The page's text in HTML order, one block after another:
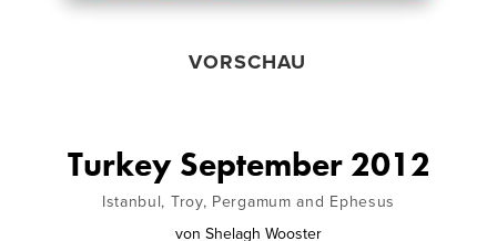
VORSCHAU
Turkey September 2012
Istanbul, Troy, Pergamum and Ephesus
von Shelagh Wooster